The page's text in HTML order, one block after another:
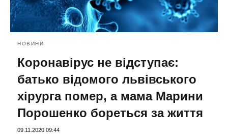
НОВИНИ
Коронавірус не відступає:
батько відомого львівського
хірурга помер, а мама Марини
Порошенко бореться за життя
09.11.2020 09:44